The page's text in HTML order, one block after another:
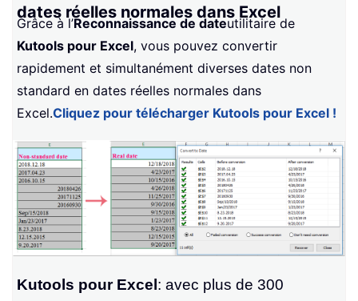
dates réelles normales dans Excel
Grâce à l’Reconnaissance de dateutilitaire de
Kutools pour Excel, vous pouvez convertir
rapidement et simultanément diverses dates non
standard en dates réelles normales dans
Excel.Cliquez pour télécharger Kutools pour Excel !
Kutools pour Excel : avec plus de 300